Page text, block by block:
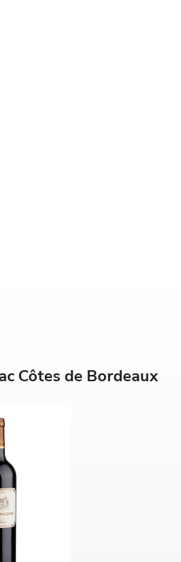
Côtes de Bordeaux